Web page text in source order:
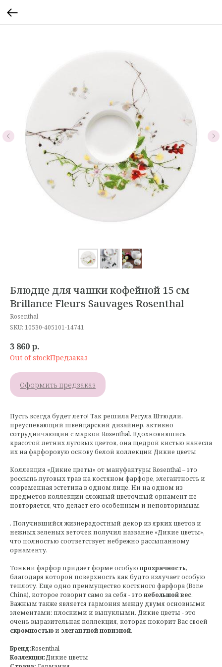
Блюдце для чашки кофейной 15 см
Brillance Fleurs Sauvages Rosenthal
Rosenthal
SKU: 10530-405101-14741
3 860р.
Out of stock
Оформить предзаказ
Пусть всегда будет лето! Так решила Регула Штюдли,
преуспевающий швейцарский дизайнер, активно
сотрудничающий с маркой Rosenthal. Вдохновившись
красотой летних луговых цветов, она щедрой кистью нанесла
их на фарфоровую основу белой коллекции Дикие цветы
Коллекция «Дикие цветы» от мануфактуры Rosenthal – это
россыпь луговых трав на костяном фарфоре, элегантность и
современная эстетика в одном лице. Ни на одном из
предметов коллекции сложный цветочный орнамент не
повторяется, что делает его особенным и неповторимым.
. Получившийся жизнерадостный декор из ярких цветов и
нежных зеленых веточек получил название «Дикие цветы»,
что полностью соответствует небрежно рассыпанному
орнаменту.
Тонкий фарфор придает форме особую прозрачность,
благодаря которой поверхность как будто излучает особую
теплоту. Еще одно преимущество костяного фарфора (Bone
China), которое говорит само за себя - это небольшой вес.
Важным также является гармония между двумя основными
элементами: плоскими и выпуклыми. Дикие цветы - это
очень выразительная коллекция, которая покорит Вас своей
скромностью и элегантной новизной.
Бренд:Rosenthal
Коллекция:Дикие цветы